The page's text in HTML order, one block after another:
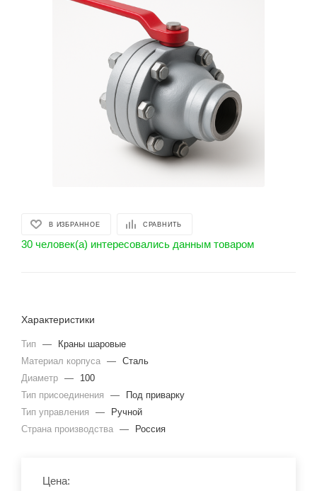
В ИЗБРАННОЕ СРАВНИТЬ
30 человек(а) интересовались данным товаром
Характеристики
Тип —
Краны шаровые
Материал корпуса — Сталь
Диаметр —
100
Тип присоединения
—
Под приварку
Тип управления
—
Ручной
Страна производства — Россия
Цена: